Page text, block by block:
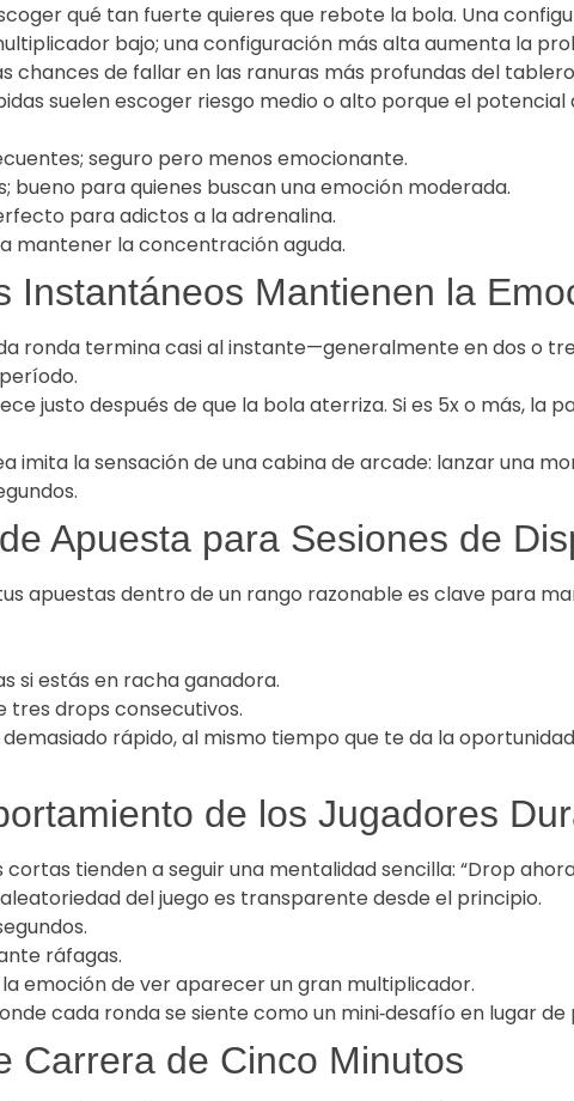
qué tan fuerte quieres que rebote la bola. Una
bajo; una configuración más alta aumenta la
de fallar en las ranuras más profundas del
suelen escoger riesgo medio o alto porque el
seguro pero menos emocionante.
bueno para quienes buscan una emoción moderada.
para adictos a la adrenalina.
mantener la concentración aguda.
Instantáneos Mantienen la
ronda termina casi al instante—generalmente en dos o
justo después de que la bola aterriza. Si es 5x o más, la
imita la sensación de una cabina de arcade: lanzar una
Apuesta para Sesiones de
apuestas dentro de un rango razonable es clave para
si estás en racha ganadora.
tres drops consecutivos.
rápido, al mismo tiempo que te da la
de los Jugadores
tienden a seguir una mentalidad sencilla: “Drop
del juego es transparente desde el principio.
ráfagas.
emoción de ver aparecer un gran multiplicador.
cada ronda se siente como un mini‑desafío en lugar
Carrera de Cinco Minutos